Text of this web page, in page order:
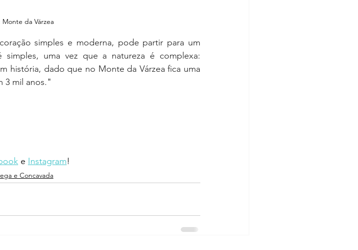
Monte da Várzea
simples e moderna, pode partir para um
uma vez que a natureza é complexa:
história, dado que no Monte da Várzea fica uma
3 mil anos."
e Instagram!
e Concavada